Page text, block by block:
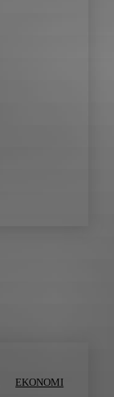
EKONOMI